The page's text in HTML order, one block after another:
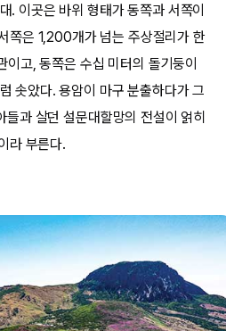
. 이곳은 바위 형태가 동쪽과 서쪽이
쪽은 1,200개가 넘는 주상절리가 한
이고, 동쪽은 수십 미터의 돌기둥이
솟았다. 용암이 마구 분출하다가 그
과 살던 설문대할망의 전설이 얽히
라 부른다.